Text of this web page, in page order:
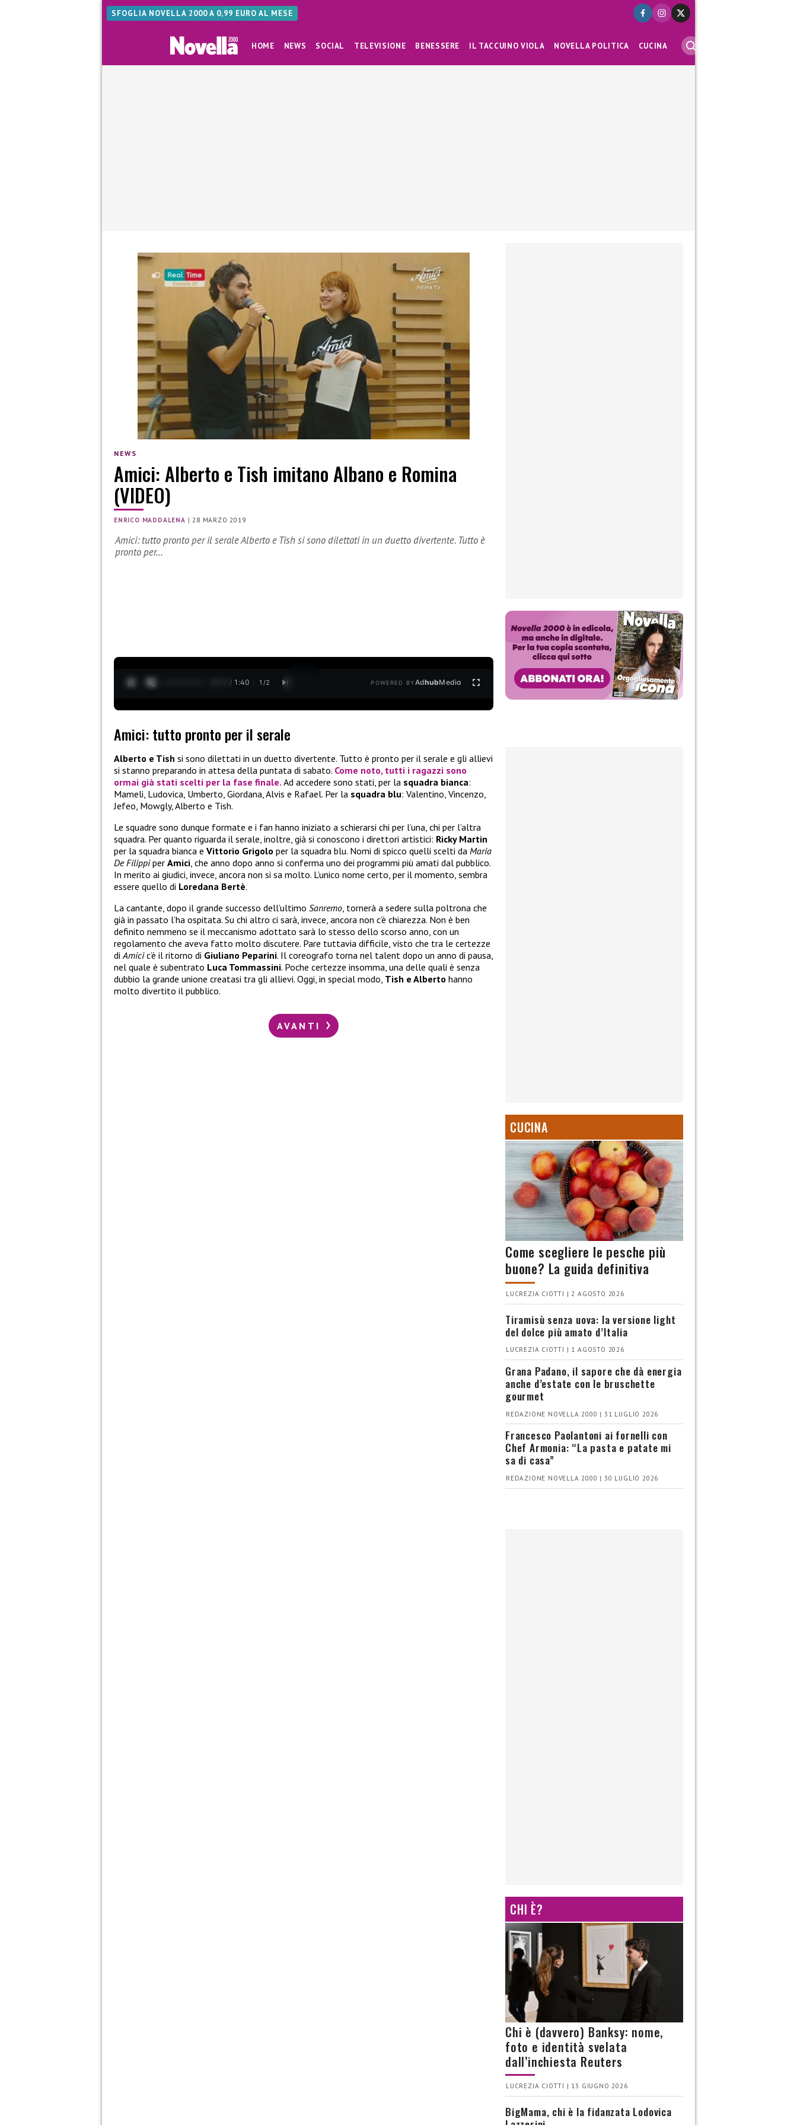
SFOGLIA NOVELLA 2000 A 0,99 EURO AL MESE
HOME NEWS SOCIAL TELEVISIONE BENESSERE IL TACCUINO VIOLA NOVELLA POLITICA CUCINA
NEWS
Amici: Alberto e Tish imitano Albano e Romina
(VIDEO)
ENRICO MADDALENA |28 MARZO 2019
Amici: tutto pronto per il serale Alberto e Tish si sono dilettati in un duetto divertente. Tutto è
pronto per…
0:12 / 1:40 1 /2 POWERED BYAdhubMedia
Amici: tutto pronto per il serale
Alberto e Tish si sono dilettati in un duetto divertente. Tutto è pronto per il serale e gli allievi
si stanno preparando in attesa della puntata di sabato. Come noto, tutti i ragazzi sono
ormai già stati scelti per la fase finale. Ad accedere sono stati, per la squadra bianca:
Mameli, Ludovica, Umberto, Giordana, Alvis e Rafael. Per la squadra blu: Valentino, Vincenzo,
Jefeo, Mowgly, Alberto e Tish.
Le squadre sono dunque formate e i fan hanno iniziato a schierarsi chi per l’una, chi per l’altra
squadra. Per quanto riguarda il serale, inoltre, già si conoscono i direttori artistici: Ricky Martin
per la squadra bianca e Vittorio Grigolo per la squadra blu. Nomi di spicco quelli scelti da Maria
De Filippiper Amici, che anno dopo anno si conferma uno dei programmi più amati dal pubblico.
In merito ai giudici, invece, ancora non si sa molto. L’unico nome certo, per il momento, sembra
essere quello di Loredana Bertè.
La cantante, dopo il grande successo dell’ultimo Sanremo, tornerà a sedere sulla poltrona che
già in passato l’ha ospitata. Su chi altro ci sarà, invece, ancora non c’è chiarezza. Non è ben
definito nemmeno se il meccanismo adottato sarà lo stesso dello scorso anno, con un
regolamento che aveva fatto molto discutere. Pare tuttavia difficile, visto che tra le certezze
diAmicic’è il ritorno di Giuliano Peparini. Il coreografo torna nel talent dopo un anno di pausa,
nel quale è subentrato Luca Tommassini. Poche certezze insomma, una delle quali è senza
dubbio la grande unione creatasi tra gli allievi. Oggi, in special modo, Tish e Alberto hanno
molto divertito il pubblico.
AVANTI
CUCINA
Come scegliere le pesche più
buone? La guida definitiva
LUCREZIA CIOTTI | 2 AGOSTO 2026
Tiramisù senza uova: la versione light
del dolce più amato d’Italia
LUCREZIA CIOTTI | 1 AGOSTO 2026
Grana Padano, il sapore che dà energia
anche d’estate con le bruschette
gourmet
REDAZIONE NOVELLA 2000 | 31 LUGLIO 2026
Francesco Paolantoni ai fornelli con
Chef Armonia: “La pasta e patate mi
sa di casa”
REDAZIONE NOVELLA 2000 | 30 LUGLIO 2026
CHI È?
Chi è (davvero) Banksy: nome,
foto e identità svelata
dall’inchiesta Reuters
LUCREZIA CIOTTI | 13 GIUGNO 2026
BigMama, chi è la fidanzata Lodovica